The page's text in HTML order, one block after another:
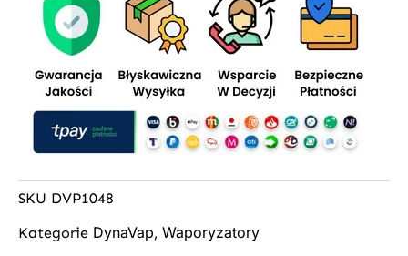
SKU DVP1048
Kategorie DynaVap, Waporyzatory